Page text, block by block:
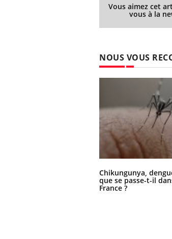
Vous aimez cet
vous à la
NOUS VOUS
Chikungunya,
que se passe-t-il
France ?